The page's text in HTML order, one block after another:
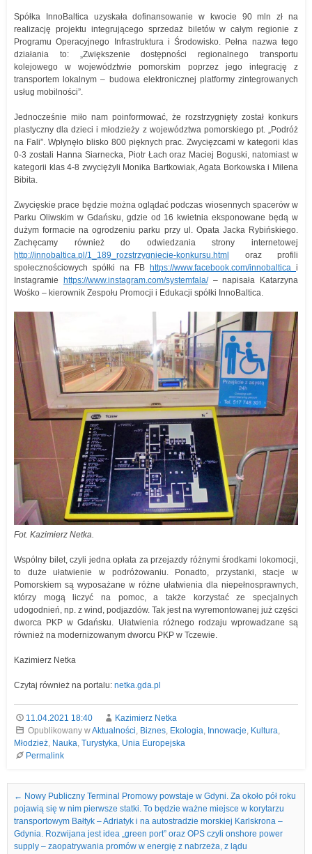
Spółka InnoBaltica uzyskała dofinansowanie w kwocie 90 mln zł na
realizację projektu integrującego sprzedaż biletów w całym regionie z
Programu Operacyjnego Infrastruktura i Środowisko. Pełna nazwa tego
działania to: „Zwiększenie dostępności regionalnego transportu
kolejowego w województwie pomorskim poprzez jego integrację z
transportem lokalnym – budowa elektronicznej platformy zintegrowanych
usług mobilności”.
Jednocześnie miło nam poinformować, że rozstrzygnięty został konkurs
plastyczny dla dzieci i młodzieży z województwa pomorskiego pt. „Podróż
na Fali”. Wpłynęło blisko 800 pięknych prac. Zwycięzcami w kategorii klas
0-3 zostali Hanna Siarnecka, Piotr Łach oraz Maciej Boguski, natomiast w
kategorii klas 4-8 zwyciężyli Monika Bartkowiak, Agata Borkowska i Milena
Bibita.
Zwycięskie prace będzie można oglądać podczas wiosennych spacerów w
Parku Oliwskim w Gdańsku, gdzie od 16 kwietnia eksponowane będą w
dużym formacie na ogrodzeniu parku przy ul. Opata Jacka Rybińskiego.
Zachęcamy również do odwiedzania strony internetowej
http://innobaltica.pl/1_189_rozstrzygniecie-konkursu.html oraz profili
społecznościowych spółki na FB https://www.facebook.com/innobaltica i
Instagramie https://www.instagram.com/systemfala/– napisała Katarzyna
Wośko – kierownik Zespołu Promocji i Edukacji spółki InnoBaltica.
Fot. Kazimierz Netka.
Wspólny bilet, czyli jedna opłata za przejazdy różnymi środkami lokomocji,
to duże ułatwienie w podróżowaniu. Ponadto, przystanki, stacje w
Pomorskiem są wyposażane w różne ułatwienia dla niepełnosprawnych,
którzy mogą liczyć na pomoc, a także korzystać ze specjalnych
udogodnień, np. z wind, podjazdów. Tak jest na wyremontowanej już części
dworca PKP w Gdańsku. Ułatwienia różnego rodzaju wprowadzane są
również na modernizowanym dworcu PKP w Tczewie.
Kazimierz Netka
Czytaj również na portalu: netka.gda.pl
11.04.2021 18:40
Kazimierz Netka
Opublikowany wAktualności, Biznes, Ekologia, Innowacje, Kultura,
Młodzież, Nauka, Turystyka, Unia Europejska
Permalink
Nawigacja we wpisach
← Nowy Publiczny Terminal Promowy powstaje w Gdyni. Za około pół roku
pojawią się w nim pierwsze statki. To będzie ważne miejsce w korytarzu
transportowym Bałtyk – Adriatyk i na autostradzie morskiej Karlskrona –
Gdynia. Rozwijana jest idea „green port” oraz OPS czyli onshore power
supply – zaopatrywania promów w energię z nabrzeża, z lądu